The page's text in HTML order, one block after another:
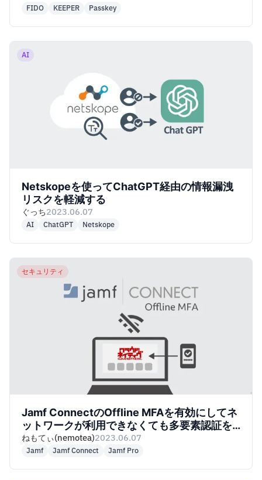
FIDO KEEPER Passkey
AI
Netskopeを使ってChatGPT経由の情報漏洩
リスクを軽減する
ぐっち2023.06.07
AI ChatGPT Netskope
セキュリティ
Jamf ConnectのOffline MFAを有効にしてネ
ットワークが利用できなくても多要素認証を
使っちゃおう！
ねもてぃ(nemotea)2023.06.07
Jamf Jamf Connect Jamf Pro